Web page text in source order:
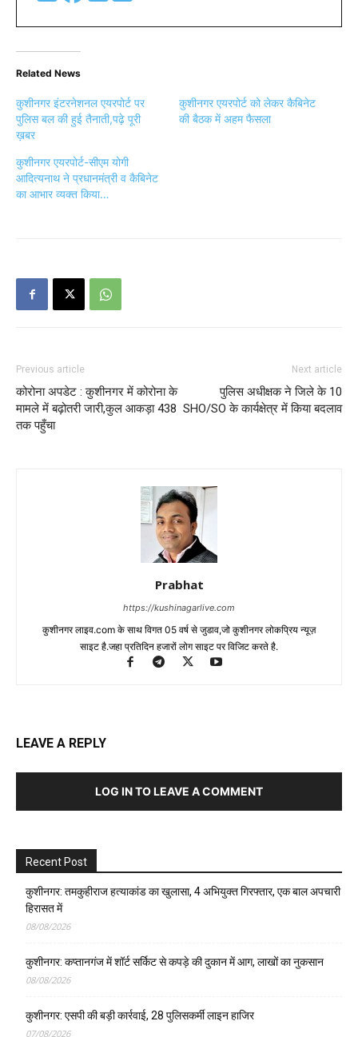
Related News
कुशीनगर इंटरनेशनल एयरपोर्ट पर
पुलिस बल की हुई तैनाती,पढ़े पूरी
ख़बर
कुशीनगर एयरपोर्ट को लेकर कैबिनेट
की बैठक में अहम फैसला
कुशीनगर एयरपोर्ट-सीएम योगी
आदित्यनाथ ने प्रधानमंत्री व कैबिनेट
का आभार व्यक्त किया…
Previous article
कोरोना अपडेट : कुशीनगर में कोरोना के
मामले में बढ़ोतरी जारी,कुल आकड़ा 438
तक पहुँचा
Next article
पुलिस अधीक्षक ने जिले के 10
SHO/SO के कार्यक्षेत्र में किया बदलाव
Prabhat
https://kushinagarlive.com
कुशीनगर लाइव.com के साथ विगत 05 वर्ष से जुडाव,जो कुशीनगर लोकप्रिय न्यूज़
साइट है.जहा प्रतिदिन हजारों लोग साइट पर विजिट करते है.
LEAVE A REPLY
LOG IN TO LEAVE A COMMENT
Recent Post
कुशीनगर: तमकुहीराज हत्याकांड का खुलासा, 4 अभियुक्त गिरफ्तार, एक बाल अपचारी
हिरासत में
08/08/2026
कुशीनगर: कप्तानगंज में शॉर्ट सर्किट से कपड़े की दुकान में आग, लाखों का नुकसान
08/08/2026
कुशीनगर: एसपी की बड़ी कार्रवाई, 28 पुलिसकर्मी लाइन हाजिर
07/08/2026